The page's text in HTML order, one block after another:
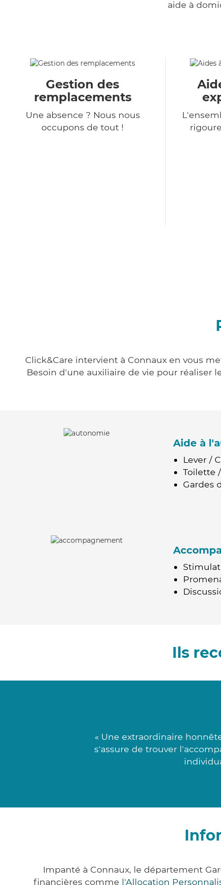
aide à
Gestion des
remplacements
Une absence ? Nous nous
occupons de tout !
Click&Care intervient à Connaux en vous
Besoin d'une auxiliaire de vie pour réaliser
Aide à
Lever /
Toilette
Gardes
Ils
« Une extraordinaire
s'assure de trouver
Impanté à Connaux, le département
financières comme l'Allocation